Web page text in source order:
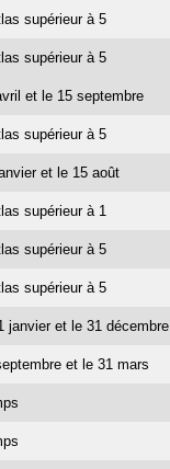
supérieur à 5
supérieur à 5
et le 15 septembre
supérieur à 5
et le 15 août
supérieur à 1
supérieur à 5
supérieur à 5
janvier et le 31 décembre
et le 31 mars